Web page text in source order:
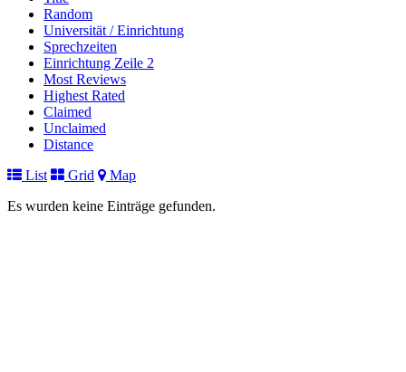
Random
Universität / Einrichtung
Sprechzeiten
Einrichtung Zeile 2
Most Reviews
Highest Rated
Claimed
Unclaimed
Distance
List
Grid
Map
Es wurden keine Einträge gefunden.